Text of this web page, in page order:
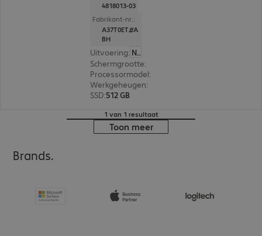
4818013-03
Fabrikant-nr.:
A37T0ET#A
BH
Uitvoering:
Nederland
Schermgrootte:
Processormodel:
Werkgeheugen:
SSD:512 GB
1 van 1 resultaat
Toon meer
Brands.